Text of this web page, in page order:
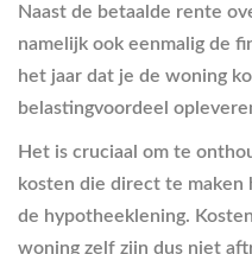
Naast de betaalde rente
namelijk ook eenmalig de
het jaar dat je de woning
belastingvoordeel
Het is cruciaal om te
kosten die direct te maken
de hypotheeklening.
woning zelf zijn dus niet